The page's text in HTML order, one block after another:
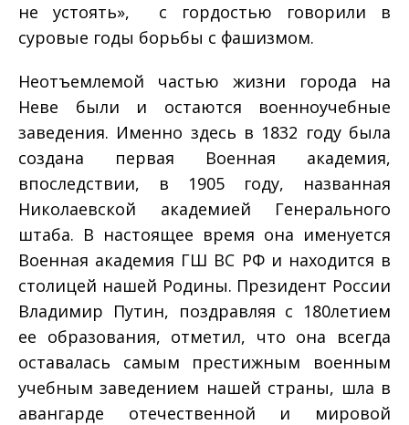
не устоять», ­ с гордостью говорили в
суровые годы борьбы с фашизмом.
Неотъемлемой частью жизни города на
Неве были и остаются военно­учебные
заведения. Именно здесь в 1832 году была
создана первая Военная академия,
впоследствии, в 1905 году, названная
Николаевской академией Генерального
штаба. В настоящее время она именуется
Военная академия ГШ ВС РФ и находится в
столицей нашей Родины. Президент России
Владимир Путин, поздравляя с 180­летием
ее образования, отметил, что она всегда
оставалась самым престижным военным
учебным заведением нашей страны, шла в
авангарде отечественной и мировой